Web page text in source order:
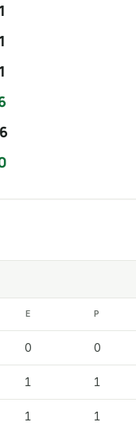
1
1
1
6
E P
0 0
1 1
1 1